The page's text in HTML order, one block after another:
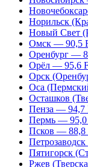
Норильск
Новый Свет
Омск — 90,5
Оренбург —
Орёл — 95,6
Орск
Оса
Осташков
Пенза — 94,7
Пермь —
Псков — 88,8
Пятигорск
Ржев